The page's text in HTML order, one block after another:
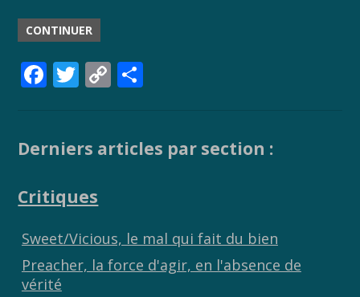
CONTINUER
F
b
o
k
T
er
C
y
k
g
Derniers articles par section :
Critiques
Sweet/Vicious, le mal qui fait du bien
Preacher, la force d'agir, en l'absence de
vérité